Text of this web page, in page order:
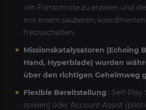
um Fortschritte zu erzielen und
mit einem sauberen, koordinierten
freizuschalten.
Missionskatalysatoren (Echoing
Hand, Hyperblade) wurden
über den richtigen Geheimweg
Flexible Bereitstellung : Self-Play
spielen) oder Account-Assist